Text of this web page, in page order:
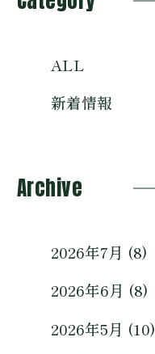
ALL
新着情報
Archive
2026年7月 (8)
2026年6月 (8)
2026年5月 (10)